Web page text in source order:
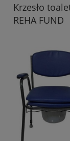
Krzesło
REHA FUND